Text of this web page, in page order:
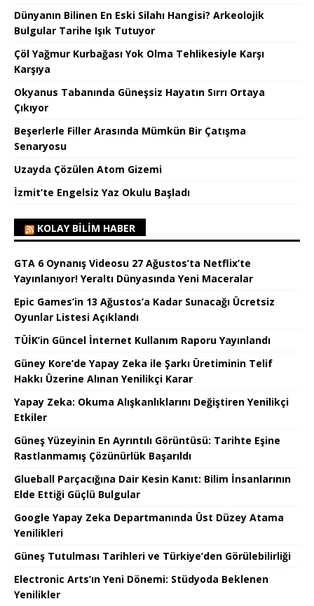
Dünyanın Bilinen En Eski Silahı Hangisi? Arkeolojik
Bulgular Tarihe Işık Tutuyor
Çöl Yağmur Kurbağası Yok Olma Tehlikesiyle Karşı
Karşıya
Okyanus Tabanında Güneşsiz Hayatın Sırrı Ortaya
Çıkıyor
Beşerlerle Filler Arasında Mümkün Bir Çatışma
Senaryosu
Uzayda Çözülen Atom Gizemi
İzmit’te Engelsiz Yaz Okulu Başladı
KOLAY BILIM HABER
GTA 6 Oynanış Videosu 27 Ağustos’ta Netflix’te
Yayınlanıyor! Yeraltı Dünyasında Yeni Maceralar
Epic Games’in 13 Ağustos’a Kadar Sunacağı Ücretsiz
Oyunlar Listesi Açıklandı
TÜİK’in Güncel İnternet Kullanım Raporu Yayınlandı
Güney Kore’de Yapay Zeka ile Şarkı Üretiminin Telif
Hakkı Üzerine Alınan Yenilikçi Karar
Yapay Zeka: Okuma Alışkanlıklarını Değiştiren Yenilikçi
Etkiler
Güneş Yüzeyinin En Ayrıntılı Görüntüsü: Tarihte Eşine
Rastlanmamış Çözünürlük Başarıldı
Glueball Parçacığına Dair Kesin Kanıt: Bilim İnsanlarının
Elde Ettiği Güçlü Bulgular
Google Yapay Zeka Departmanında Üst Düzey Atama
Yenilikleri
Güneş Tutulması Tarihleri ve Türkiye’den Görülebilirliği
Electronic Arts’ın Yeni Dönemi: Stüdyoda Beklenen
Yenilikler